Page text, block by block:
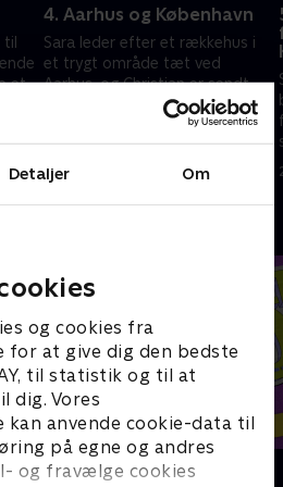
Detaljer Om
og cookies fra
for at give dig den bedste
til statistik og til at
dig. Vores
anvende cookie-data til
på egne og andres
og fravælge cookies
et
4. Aarhus og København
Sara leder efter et rækkehus i
et trygt område tæt ved
Aarhus, og Christian er sendt
afsted efter et familiehjem
allerhelst i Hareskovby udenfor
København.
Helt sort